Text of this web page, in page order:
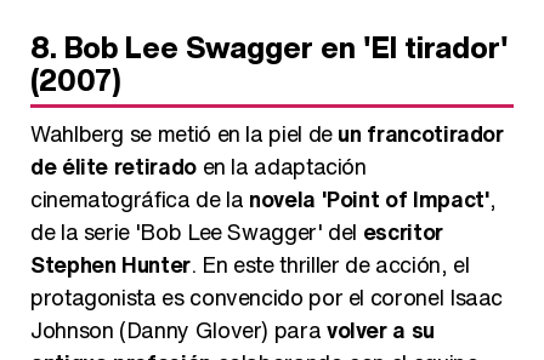
8. Bob Lee Swagger en 'El tirador'
(2007)
Wahlberg se metió en la piel deun francotirador
de élite retiradoen la adaptación
cinematográfica de la novela 'Point of Impact',
de la serie 'Bob Lee Swagger' del escritor
Stephen Hunter. En este thriller de acción, el
protagonista es convencido por el coronel Isaac
Johnson (Danny Glover) paravolver a su